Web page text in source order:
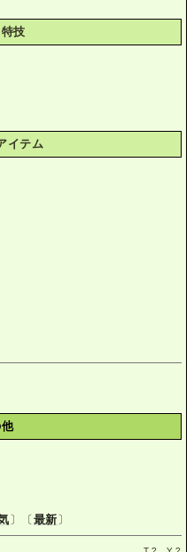
技
イテム
〕〔 最新 〕